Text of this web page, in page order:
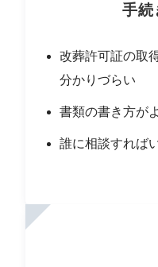
手続
改葬許可証の取
分かりづらい
書類の書き方が
誰に相談すれば